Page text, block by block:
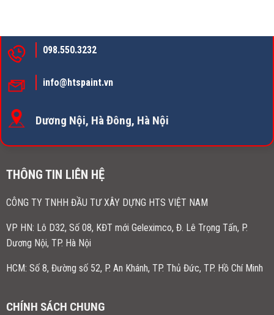
098.550.3232
info@htspaint.vn
Dương Nội, Hà Đông, Hà Nội
THÔNG TIN LIÊN HỆ
CÔNG TY TNHH ĐẦU TƯ XÂY DỰNG HTS VIỆT NAM
VP HN: Lô D32, Số 08, KĐT mới Geleximco, Đ. Lê Trọng Tấn, P.
Dương Nội, TP. Hà Nội
HCM: Số 8, Đường số 52, P. An Khánh, TP. Thủ Đức, TP. Hồ Chí Minh
CHÍNH SÁCH CHUNG